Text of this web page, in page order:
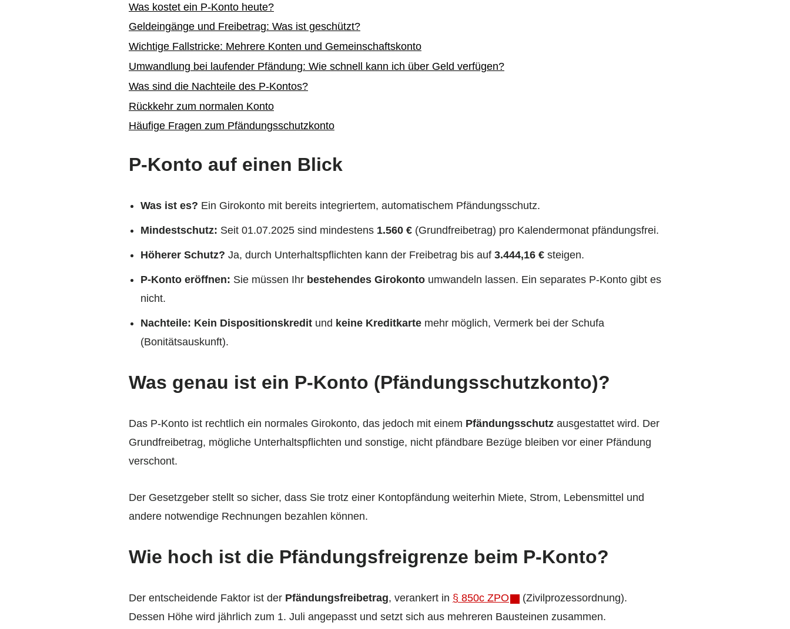
Was kostet ein P-Konto heute?
Geldeingänge und Freibetrag: Was ist geschützt?
Wichtige Fallstricke: Mehrere Konten und Gemeinschaftskonto
Umwandlung bei laufender Pfändung: Wie schnell kann ich über Geld verfügen?
Was sind die Nachteile des P-Kontos?
Rückkehr zum normalen Konto
Häufige Fragen zum Pfändungsschutzkonto
P-Konto auf einen Blick
Was ist es? Ein Girokonto mit bereits integriertem, automatischem Pfändungsschutz.
Mindestschutz: Seit 01.07.2025 sind mindestens 1.560 € (Grundfreibetrag) pro Kalendermonat pfändungsfrei.
Höherer Schutz? Ja, durch Unterhaltspflichten kann der Freibetrag bis auf 3.444,16 € steigen.
P-Konto eröffnen: Sie müssen Ihr bestehendes Girokonto umwandeln lassen. Ein separates P-Konto gibt es
nicht.
Nachteile: Kein Dispositionskredit und keine Kreditkarte mehr möglich, Vermerk bei der Schufa
(Bonitätsauskunft).
Was genau ist ein P-Konto (Pfändungsschutzkonto)?
Das P-Konto ist rechtlich ein normales Girokonto, das jedoch mit einem Pfändungsschutz ausgestattet wird. Der
Grundfreibetrag, mögliche Unterhaltspflichten und sonstige, nicht pfändbare Bezüge bleiben vor einer Pfändung
verschont.
Der Gesetzgeber stellt so sicher, dass Sie trotz einer Kontopfändung weiterhin Miete, Strom, Lebensmittel und
andere notwendige Rechnungen bezahlen können.
Wie hoch ist die Pfändungsfreigrenze beim P-Konto?
Der entscheidende Faktor ist der Pfändungsfreibetrag, verankert in § 850c ZPO
(Zivilprozessordnung).
Dessen Höhe wird jährlich zum 1. Juli angepasst und setzt sich aus mehreren Bausteinen zusammen.